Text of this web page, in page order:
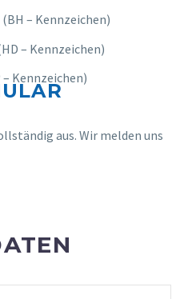
(BH – Kennzeichen)
– Kennzeichen)
– Kennzeichen)
aus. Wir melden uns